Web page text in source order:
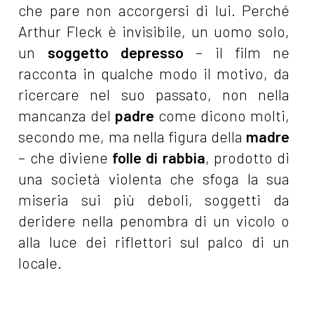
che pare non accorgersi di lui. Perché
Arthur Fleck è invisibile, un uomo solo,
un soggetto depresso – il film ne
racconta in qualche modo il motivo, da
ricercare nel suo passato, non nella
mancanza del padre come dicono molti,
secondo me, ma nella figura della madre
– che diviene folle di rabbia, prodotto di
una società violenta che sfoga la sua
miseria sui più deboli, soggetti da
deridere nella penombra di un vicolo o
alla luce dei riflettori sul palco di un
locale.